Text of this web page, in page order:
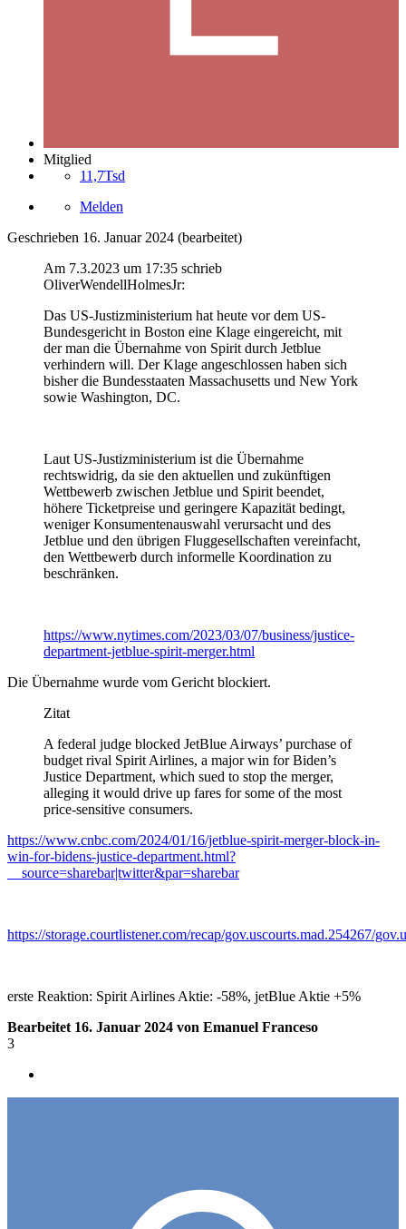
Mitglied
11,7Tsd
Melden
Geschrieben 16. Januar 2024 (bearbeitet)
Am 7.3.2023 um 17:35 schrieb
OliverWendellHolmesJr:
Das US-Justizministerium hat heute vor dem US-
Bundesgericht in Boston eine Klage eingereicht, mit
der man die Übernahme von Spirit durch Jetblue
verhindern will. Der Klage angeschlossen haben sich
bisher die Bundesstaaten Massachusetts und New York
sowie Washington, DC.
Laut US-Justizministerium ist die Übernahme
rechtswidrig, da sie den aktuellen und zukünftigen
Wettbewerb zwischen Jetblue und Spirit beendet,
höhere Ticketpreise und geringere Kapazität bedingt,
weniger Konsumentenauswahl verursacht und des
Jetblue und den übrigen Fluggesellschaften vereinfacht,
den Wettbewerb durch informelle Koordination zu
beschränken.
https://www.nytimes.com/2023/03/07/business/justice-
department-jetblue-spirit-merger.html
Die Übernahme wurde vom Gericht blockiert.
Zitat
A federal judge blocked JetBlue Airways’ purchase of
budget rival Spirit Airlines, a major win for Biden’s
Justice Department, which sued to stop the merger,
alleging it would drive up fares for some of the most
price-sensitive consumers.
https://www.cnbc.com/2024/01/16/jetblue-spirit-merger-block-in-
win-for-bidens-justice-department.html?
__source=sharebar|twitter&par=sharebar
https://storage.courtlistener.com/recap/gov.uscourts.mad.254267/
erste Reaktion: Spirit Airlines Aktie: -58%, jetBlue Aktie +5%
Bearbeitet 16. Januar 2024 von Emanuel Franceso
3